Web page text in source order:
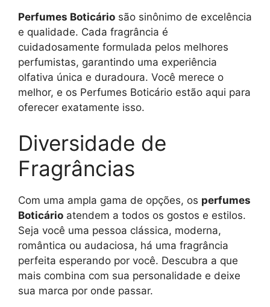
Perfumes Boticário são sinônimo de excelência
e qualidade. Cada fragrância é
cuidadosamente formulada pelos melhores
perfumistas, garantindo uma experiência
olfativa única e duradoura. Você merece o
melhor, e os Perfumes Boticário estão aqui para
oferecer exatamente isso.
Diversidade de
Fragrâncias
Com uma ampla gama de opções, os perfumes
Boticário atendem a todos os gostos e estilos.
Seja você uma pessoa clássica, moderna,
romântica ou audaciosa, há uma fragrância
perfeita esperando por você. Descubra a que
mais combina com sua personalidade e deixe
sua marca por onde passar.